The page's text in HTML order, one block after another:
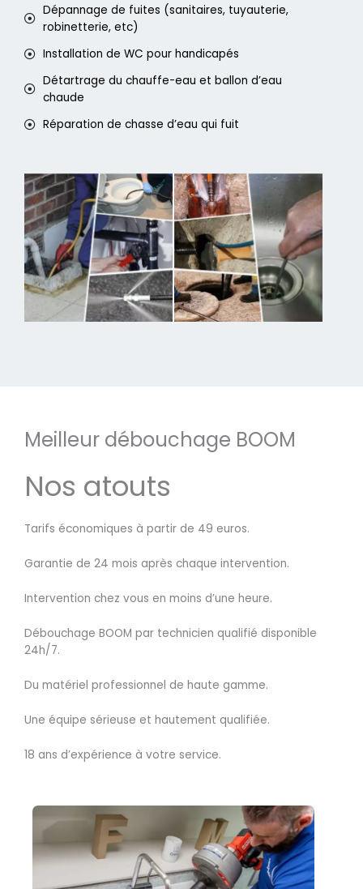
Dépannage de fuites (sanitaires, tuyauterie,
robinetterie, etc)
Installation de WC pour handicapés
Détartrage du chauffe-eau et ballon d’eau
chaude
Réparation de chasse d’eau qui fuit
Meilleur débouchage BOOM
Nos atouts
Tarifs économiques à partir de 49 euros.
Garantie de 24 mois après chaque intervention.
Intervention chez vous en moins d’une heure.
Débouchage BOOM par technicien qualifié disponible
24h/7.
Du matériel professionnel de haute gamme.
Une équipe sérieuse et hautement qualifiée.
18 ans d’expérience à votre service.